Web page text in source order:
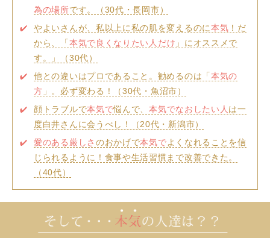
為の場所です。（30代・長岡市）
やよいさんが、私以上に私の肌を変えるのに本気 ！だ
から、「本気で良くなりたい人だけ 」にオススメで
す。」（30代）
他との違いはプロであること。勧めるのは「本気の
方 」。必ず変わる！（30代・魚沼市）
顔トラブルで本気で悩んで、本気でなおしたい人 は一
度白井さんに会うべし！（20代・新潟市）
愛のある厳しさ のおかげで本気でよくなれることを信
じられるように！食事や生活習慣まで改善できた。
（40代）